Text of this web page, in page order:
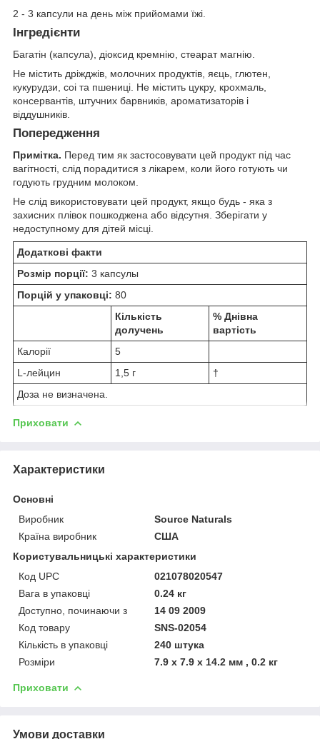
2 - 3 капсули на день між прийомами їжі.
Інгредієнти
Багатін (капсула), діоксид кремнію, стеарат магнію.
Не містить дріжджів, молочних продуктів, яєць, глютен,
кукурудзи, соі та пшениці. Не містить цукру, крохмаль,
консервантів, штучних барвників, ароматизаторів і
віддушників.
Попередження
Примітка. Перед тим як застосовувати цей продукт під час
вагітності, слід порадитися з лікарем, коли його готують чи
годують грудним молоком.
Не слід використовувати цей продукт, якщо будь - яка з
захисних плівок пошкоджена або відсутня. Зберігати у
недоступному для дітей місці.
Додаткові факти
Розмір порції: 3 капсулы
Порцій у упаковці: 80
Кількість
долучень
% Днівна
вартість
Калорії
5
L-лейцин
1,5 г
†
Доза не визначена.
Приховати
Характеристики
Основні
Виробник
Source Naturals
Країна виробник
США
Користувальницькі характеристики
Код UPC
021078020547
Вага в упаковці
0.24 кг
Доступно, починаючи з
14 09 2009
Код товару
SNS-02054
Кількість в упаковці
240 штука
Розміри
7.9 x 7.9 x 14.2 мм , 0.2 кг
Приховати
Умови доставки